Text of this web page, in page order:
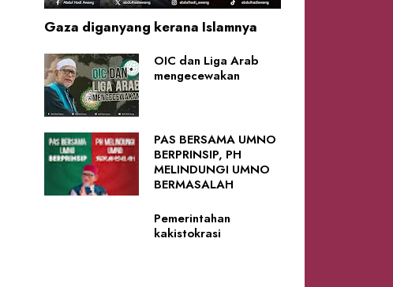
Gaza diganyang kerana Islamnya
OIC dan Liga Arab
mengecewakan
PAS BERSAMA UMNO
BERPRINSIP, PH
MELINDUNGI UMNO
BERMASALAH
Pemerintahan
kakistokrasi